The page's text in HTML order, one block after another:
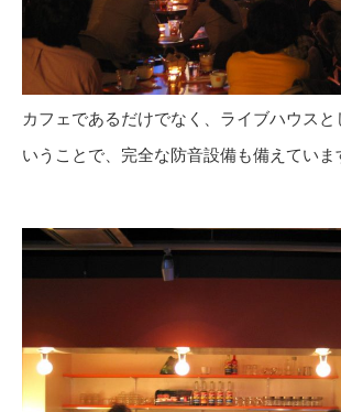
カフェであるだけでなく、ライブハウスと
いうことで、完全な防音設備も備えていま